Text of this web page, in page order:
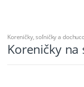
Koreničky, soľničky a
Koreničky